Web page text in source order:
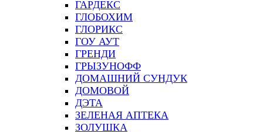
ГАРДЕКС
ГЛОБОХИМ
ГЛОРИКС
ГОУ АУТ
ГРЕНДИ
ГРЫЗУНОФФ
ДОМАШНИЙ СУНДУК
ДОМОВОЙ
ДЭТА
ЗЕЛЕНАЯ АПТЕКА
ЗОЛУШКА